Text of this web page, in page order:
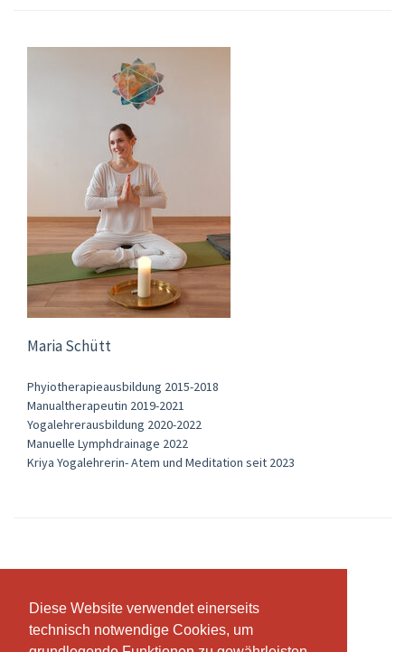
Diese Website verwendet einerseits
technisch notwendige Cookies, um
Diese Website verwendet einerseits
technisch notwendige Cookies, um
Maria Schütt
Phyiotherapieausbildung 2015-2018
Manualtherapeutin 2019-2021
Yogalehrerausbildung 2020-2022
Manuelle Lymphdrainage 2022
Kriya Yogalehrerin- Atem und Meditation seit 2023